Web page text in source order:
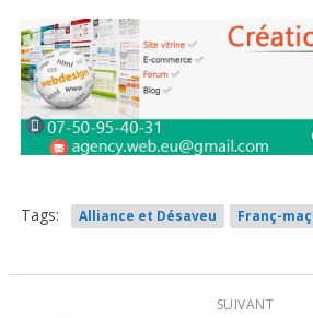
Tags: Alliance et Désaveu Franç-
SUIVANT